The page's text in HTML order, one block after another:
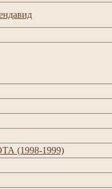
(1998-1999)